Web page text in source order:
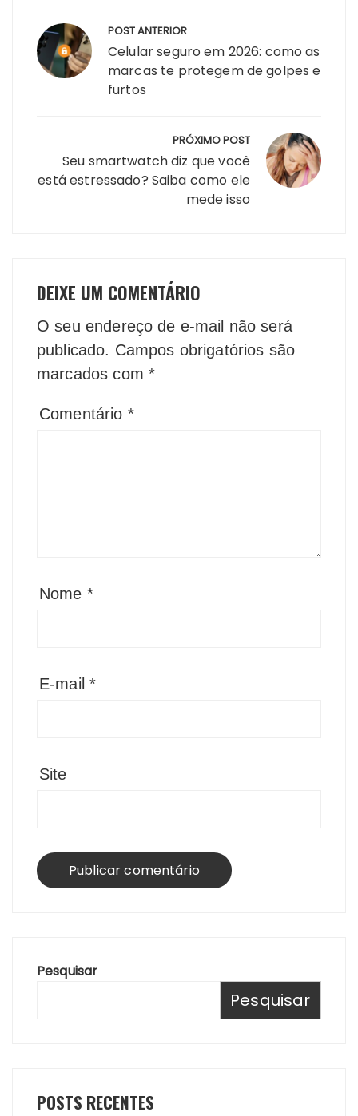
de
Post
POST ANTERIOR
Celular seguro em 2026: como as
marcas te protegem de golpes e
furtos
PRÓXIMO POST
Seu smartwatch diz que você
está estressado? Saiba como ele
mede isso
DEIXE UM COMENTÁRIO
O seu endereço de e-mail não será
publicado. Campos obrigatórios são
marcados com *
Comentário *
Nome *
E-mail*
Site
Pesquisar
Pesquisar
POSTS RECENTES